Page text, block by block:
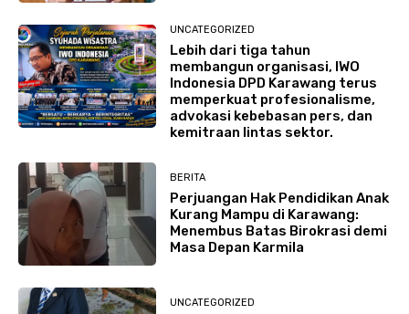
UNCATEGORIZED
Lebih dari tiga tahun
membangun organisasi, IWO
Indonesia DPD Karawang terus
memperkuat profesionalisme,
advokasi kebebasan pers, dan
kemitraan lintas sektor.
BERITA
Perjuangan Hak Pendidikan Anak
Kurang Mampu di Karawang:
Menembus Batas Birokrasi demi
Masa Depan Karmila
UNCATEGORIZED